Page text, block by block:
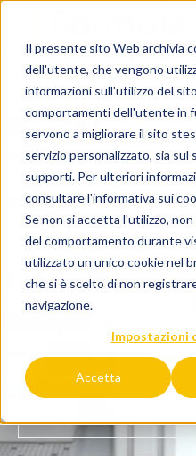
Il presente sito Web archivia
dell'utente, che vengono
informazioni sull'utilizzo del
comportamenti dell'utente in
servono a migliorare il sito
servizio personalizzato, sia
supporti. Per ulteriori
consultare l'informativa sui
Se non si accetta l'utilizzo,
del comportamento durante
utilizzato un unico cookie nel
che si è scelto di non
navigazione.
Impostazioni
Accetta